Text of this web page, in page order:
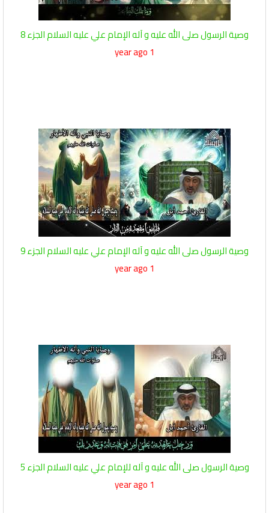
وصية الرسول صلى الله عليه و آله الإمام علي عليه السلام الجزء 8
1 year ago
وصية الرسول صلى الله عليه و آله الإمام علي عليه السلام الجزء 9
1 year ago
وصية الرسول صلى الله عليه و آله للإمام علي عليه السلام الجزء 5
1 year ago